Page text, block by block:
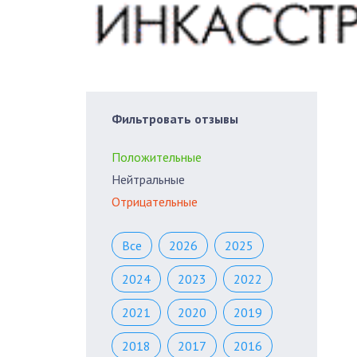
Фильтровать отзывы
Положительные
Нейтральные
Отрицательные
Все 2026 2025
2024 2023 2022
2021 2020 2019
2018 2017 2016